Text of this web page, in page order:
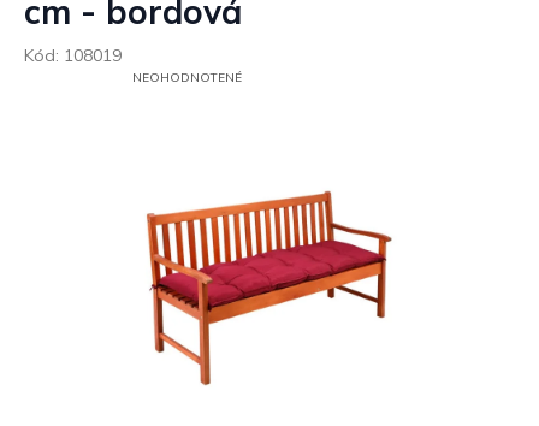
cm - bordová
Kód: 108019
PRIEMERNÉ
HVIEZDIČIEK.
NEOHODNOTENÉ